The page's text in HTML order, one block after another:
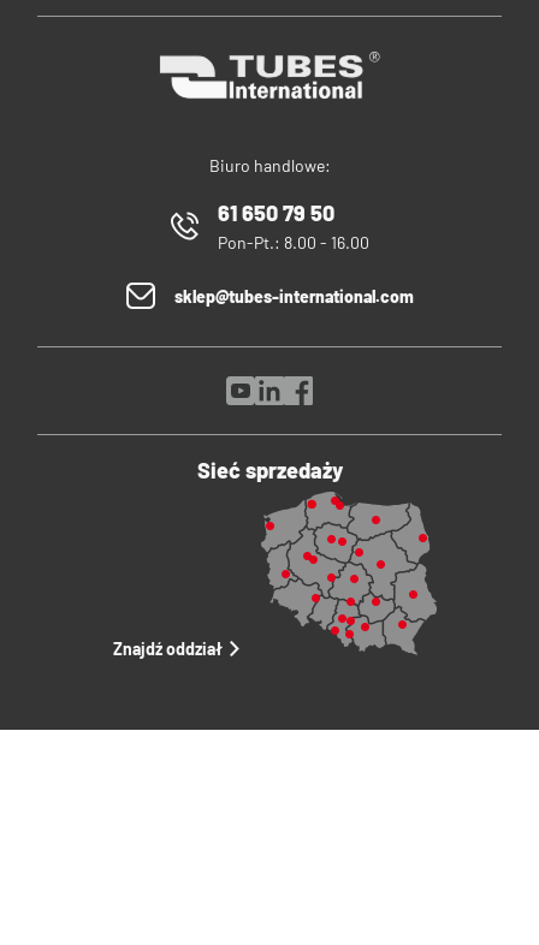
Biuro handlowe:
61 650 79 50
Pon-Pt.: 8.00 - 16.00
sklep@tubes-international.com
Sieć sprzedaży
Znajdź oddział